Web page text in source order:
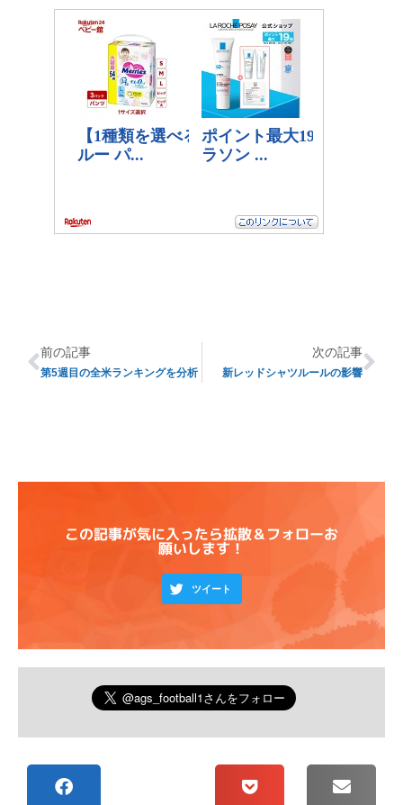
前の記事
第5週目の全米ランキングを分析
次の記事
新レッドシャツルールの影響
この記事が気に入ったら拡散＆フォローお
願いします！
ツイート